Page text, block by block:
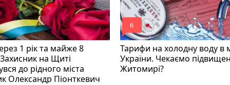
1 рік та майже 8
Захисник на Щиті
до рідного міста
Олександр Піонткевич
Тарифи на холодну воду в
України. Чекаємо
Житомирі?
mode_comment
6